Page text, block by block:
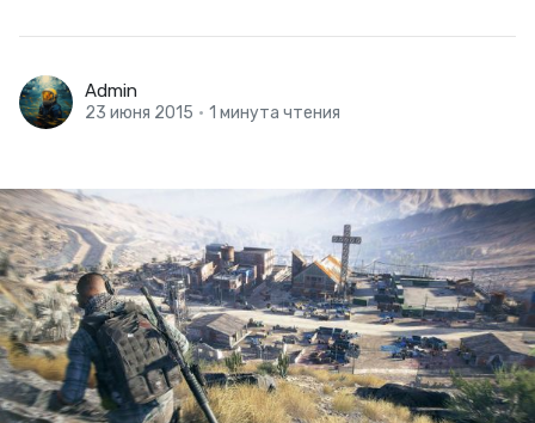
Admin
23 июня 2015 • 1 минута чтения